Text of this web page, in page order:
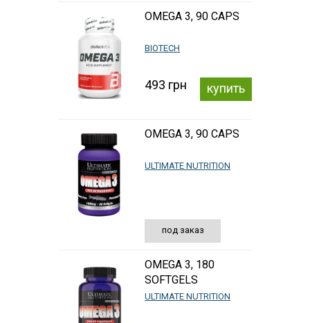
OMEGA 3, 90 CAPS
BIOTECH
493 грн купить
OMEGA 3, 90 CAPS
ULTIMATE NUTRITION
под заказ
OMEGA 3, 180
SOFTGELS
ULTIMATE NUTRITION